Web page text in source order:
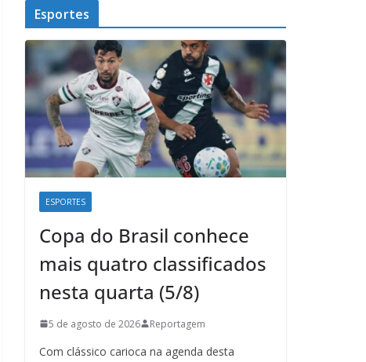
Esportes
ESPORTES
Copa do Brasil conhece
mais quatro classificados
nesta quarta (5/8)
5 de agosto de 2026 Reportagem
Com clássico carioca na agenda desta